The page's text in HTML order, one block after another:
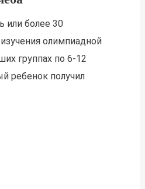
или более 30
олимпиадной
группах по 6-12
ребенок получил